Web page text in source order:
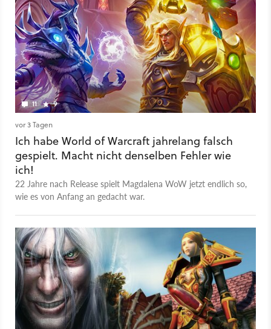
11 9
vor 3 Tagen
Ich habe World of Warcraft jahrelang falsch
gespielt. Macht nicht denselben Fehler wie
ich!
22 Jahre nach Release spielt Magdalena WoW jetzt endlich so,
wie es von Anfang an gedacht war.